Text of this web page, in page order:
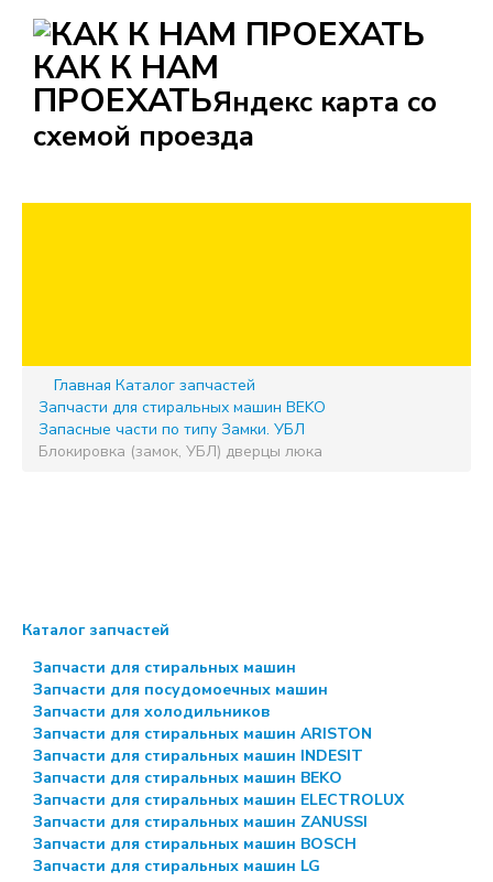
КАК К НАМ
ПРОЕХАТЬЯндекс карта со
схемой проезда
Главная Каталог запчастей
Запчасти для стиральных машин BEKO
Запасные части по типу Замки. УБЛ
Блокировка (замок, УБЛ) дверцы люка
Каталог запчастей
Запчасти для стиральных машин
Запчасти для посудомоечных машин
Запчасти для холодильников
Запчасти для стиральных машин ARISTON
Запчасти для стиральных машин INDESIT
Запчасти для стиральных машин BEKO
Запчасти для стиральных машин ELECTROLUX
Запчасти для стиральных машин ZANUSSI
Запчасти для стиральных машин BOSCH
Запчасти для стиральных машин LG